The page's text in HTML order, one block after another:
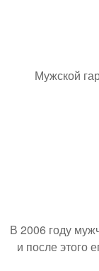
Мужской
В 2006 году
и после этого